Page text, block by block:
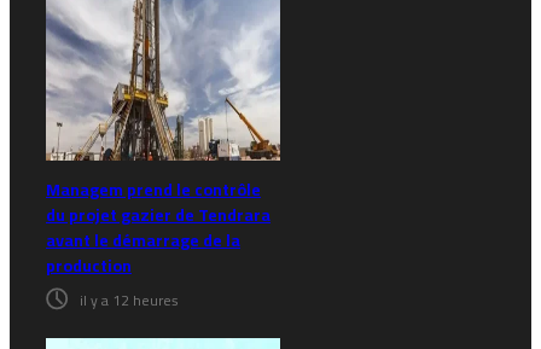
Managem prend le contrôle
du projet gazier de Tendrara
avant le démarrage de la
production
il y a 12 heures